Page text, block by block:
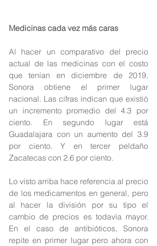
Medicinas cada vez más caras
Al hacer un comparativo del precio
actual de las medicinas con el costo
que tenían en diciembre de 2019,
Sonora obtiene el primer lugar
nacional. Las cifras indican que existió
un incremento promedio del 4.3 por
ciento. En segundo lugar está
Guadalajara con un aumento del 3.9
por ciento. Y en tercer peldaño
Zacatecas con 2.6 por ciento.
Lo visto arriba hace referencia al precio
de los medicamentos en general, pero
al hacer la división por su tipo el
cambio de precios es todavía mayor.
En el caso de antibióticos, Sonora
repite en primer lugar pero ahora con